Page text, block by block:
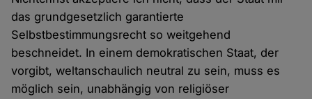
das grundgesetzlich garantierte
Selbstbestimmungsrecht so weitgehend
beschneidet. In einem demokratischen Staat, der
vorgibt, weltanschaulich neutral zu sein, muss es
möglich sein, unabhängig von religiöser